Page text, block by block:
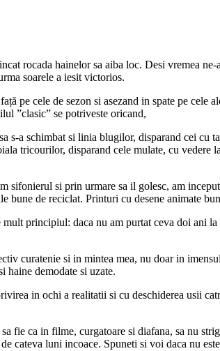
rocada hainelor sa aiba loc. Desi vremea
soarele a iesit victorios.
pe cele de sezon si asezand in spate pe cele
”clasic” se potriveste oricand,
a schimbat si linia blugilor, disparand cei cu
tricourilor, disparand cele mulate, cu
si prin urmare sa il golesc, am
de reciclat. Printuri cu desene animate
principiul: daca nu am purtat ceva doi ani
curatenie si in mintea mea, nu doar in
haine demodate si uzate.
in ochi a realitatii si cu deschiderea usii
fie ca in filme, curgatoare si diafana, sa nu
cateva luni incoace. Spuneti si voi daca nu